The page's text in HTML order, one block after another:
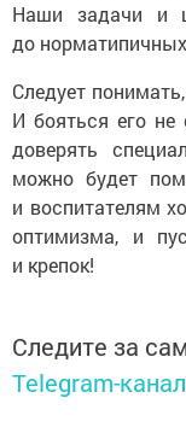
Наши задачи и
до
Следует
И бояться его не
доверять
можно будет
и воспитателям
оптимизма, и
и крепок!
Следите за
Telegram-